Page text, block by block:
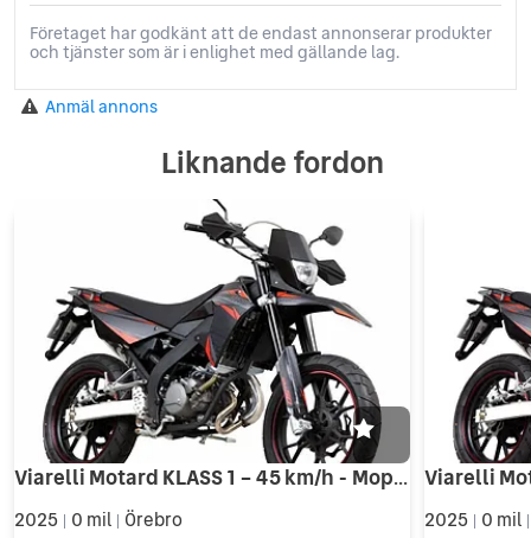
Företaget har godkänt att de endast annonserar produkter
och tjänster som är i enlighet med gällande lag.
Anmäl annons
Liknande fordon
Viarelli Motard KLASS 1 – 45 km/h - Moped
2025 0 mil Örebro 2025 0 mil